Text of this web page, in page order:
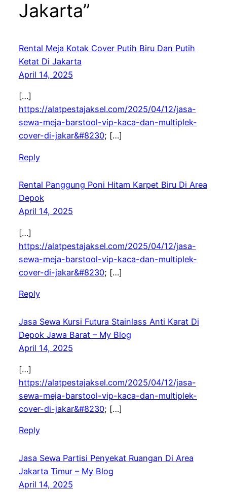
Jakarta”
Rental Meja Kotak Cover Putih Biru Dan Putih
Ketat Di Jakarta
April 14, 2025
[…]
https://alatpestajaksel.com/2025/04/12/jasa-
sewa-meja-barstool-vip-kaca-dan-multiplek-
cover-di-jakar&#8230; […]
Reply
Rental Panggung Poni Hitam Karpet Biru Di Area
Depok
April 14, 2025
[…]
https://alatpestajaksel.com/2025/04/12/jasa-
sewa-meja-barstool-vip-kaca-dan-multiplek-
cover-di-jakar&#8230; […]
Reply
Jasa Sewa Kursi Futura Stainlass Anti Karat Di
Depok Jawa Barat – My Blog
April 14, 2025
[…]
https://alatpestajaksel.com/2025/04/12/jasa-
sewa-meja-barstool-vip-kaca-dan-multiplek-
cover-di-jakar&#8230; […]
Reply
Jasa Sewa Partisi Penyekat Ruangan Di Area
Jakarta Timur – My Blog
April 14, 2025